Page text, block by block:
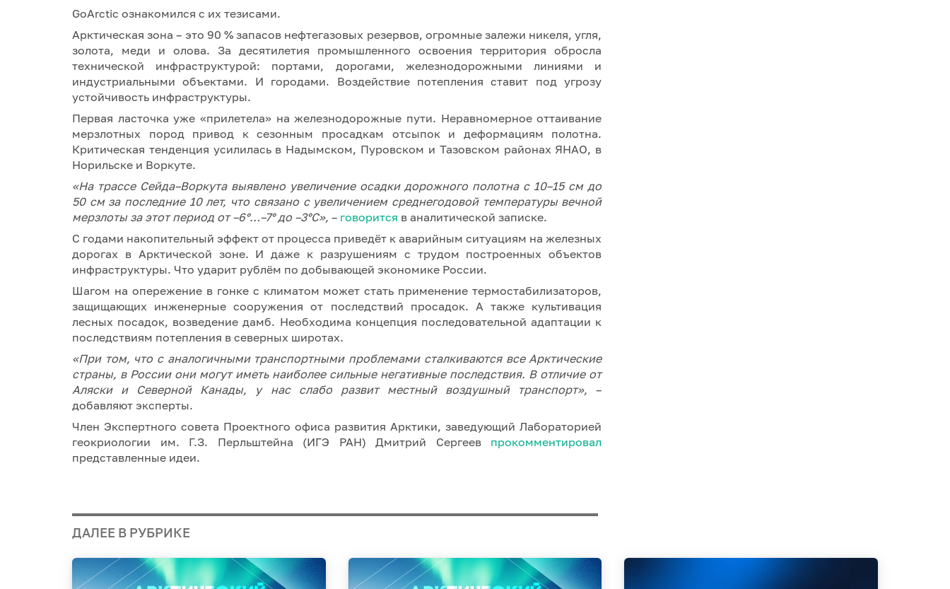
GoArctic ознакомился с их тезисами.
Арктическая зона – это 90 % запасов нефтегазовых резервов, огромные залежи никеля, угля,
золота, меди и олова. За десятилетия промышленного освоения территория обросла
технической инфраструктурой: портами, дорогами, железнодорожными линиями и
индустриальными объектами. И городами. Воздействие потепления ставит под угрозу
устойчивость инфраструктуры.
Первая ласточка уже «прилетела» на железнодорожные пути. Неравномерное оттаивание
мерзлотных пород привод к сезонным просадкам отсыпок и деформациям полотна.
Критическая тенденция усилилась в Надымском, Пуровском и Тазовском районах ЯНАО, в
Норильске и Воркуте.
«На трассе Сейда–Воркута выявлено увеличение осадки дорожного полотна с 10–15 см до
50 см за последние 10 лет, что связано с увеличением среднегодовой температуры вечной
мерзлоты за этот период от –6°…–7° до –3°C», – говорится в аналитической записке.
С годами накопительный эффект от процесса приведёт к аварийным ситуациям на железных
дорогах в Арктической зоне. И даже к разрушениям с трудом построенных объектов
инфраструктуры. Что ударит рублём по добывающей экономике России.
Шагом на опережение в гонке с климатом может стать применение термостабилизаторов,
защищающих инженерные сооружения от последствий просадок. А также культивация
лесных посадок, возведение дамб. Необходима концепция последовательной адаптации к
последствиям потепления в северных широтах.
«При том, что с аналогичными транспортными проблемами сталкиваются все Арктические
страны, в России они могут иметь наиболее сильные негативные последствия. В отличие от
Аляски и Северной Канады, у нас слабо развит местный воздушный транспорт», –
добавляют эксперты.
Член Экспертного совета Проектного офиса развития Арктики, заведующий Лабораторией
геокриологии им. Г.З. Перльштейна (ИГЭ РАН) Дмитрий Сергеев прокомментировал
представленные идеи.
ДАЛЕЕ В РУБРИКЕ